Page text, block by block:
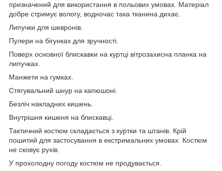
призначений для використання в польових умовах. Матеріал
добре стримує вологу, водночас така тканина дихає.
Липучки для шевронів.
Пулери на бігунках для зручності.
Поверх основної блискавки на куртці вітрозахисна планка на
липучках.
Манжети на гумках.
Стягувальний шнур на капюшоні.
Безліч накладних кишень.
Внутрішня кишеня на блискавці.
Тактичний костюм складається з куртки та штанів. Крій
пошитий для застосування в екстримальних умовах. Костюм
не сковує рухів.
У прохолодну погоду костюм не продувається.